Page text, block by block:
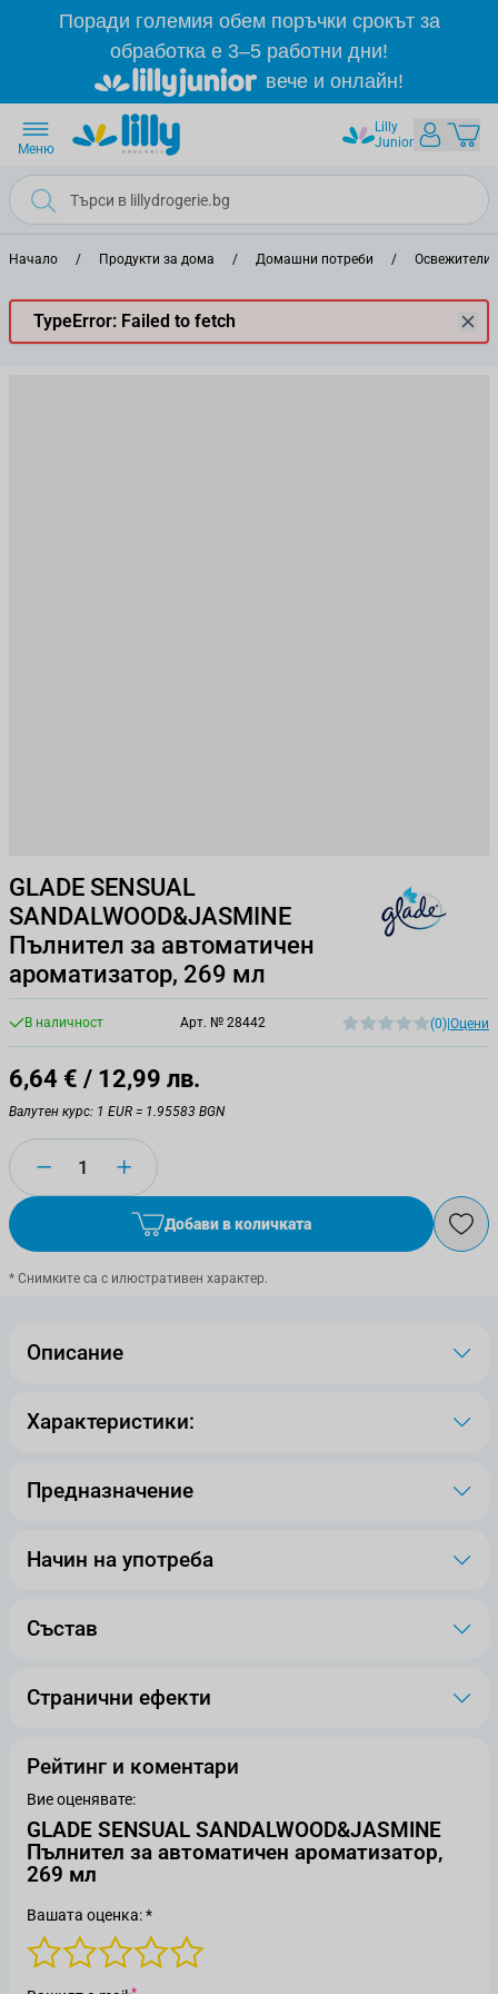
Прескачане към съдържанието
Поради големия обем поръчки срокът за
обработка е 3–5 работни дни!
вече и онлайн!
Lilly
Junior
Меню
Начало / Продукти за дома / Домашни потреби / Освежители
TypeError: Failed to fetch
GLADE SENSUAL
SANDALWOOD&JASMINE
Пълнител за автоматичен
ароматизатор, 269 мл
В наличност Арт. № 28442 (0) Оцени
6,64 € / 12,99 лв.
Валутен курс: 1 EUR = 1.95583 BGN
Количество
Добави в количката
* Снимките са с илюстративен характер.
Описание
Характеристики:
Предназначение
Начин на употреба
Състав
Странични ефекти
Рейтинг и коментари
Вие оценявате:
GLADE SENSUAL SANDALWOOD&JASMINE
Пълнител за автоматичен ароматизатор,
269 мл
Вашата оценка: *